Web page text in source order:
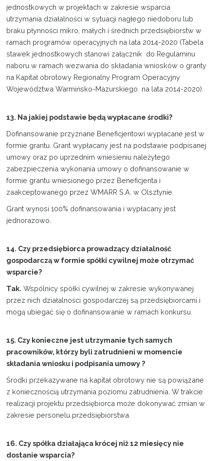
jednostkowych w projektach w zakresie wsparcia
utrzymania działalności w sytuacji nagłego niedoboru lub
braku płynności mikro, małych i średnich przedsiębiorstw w
ramach programów operacyjnych na lata 2014-2020 (Tabela
stawek jednostkowych stanowi załącznik do Regulaminu
naboru w ramach wezwania do składania wniosków o granty
na Kapitał obrotowy Regionalny Program Operacyjny
Województwa Warmińsko-Mazurskiego na lata 2014-2020).
13. Na jakiej podstawie będą wypłacane środki?
Dofinansowanie przyznane Beneficjentowi wypłacane jest w
formie grantu. Grant wypłacany jest na podstawie podpisanej
umowy oraz po uprzednim wniesieniu należytego
zabezpieczenia wykonania umowy o dofinansowanie w
formie grantu wniesionego przez Beneficjenta i
zaakceptowanego przez WMARR S.A. w Olsztynie.
Grant wynosi 100% dofinansowania i wypłacany jest
jednorazowo.
14. Czy przedsiębiorca prowadzący działalność
gospodarczą w formie spółki cywilnej może otrzymać
wsparcie?
Tak. Wspólnicy spółki cywilnej w zakresie wykonywanej
przez nich działalności gospodarczej są przedsiębiorcami i
mogą ubiegać się o dofinansowanie w ramach konkursu.
15. Czy konieczne jest utrzymanie tych samych
pracowników, którzy byli zatrudnieni w momencie
składania wniosku i podpisania umowy ?
Środki przekazywane na kapitał obrotowy nie są powiązane
z koniecznością utrzymania poziomu zatrudnienia. W trakcie
realizacji projektu przedsiębiorca może dokonywać zmian w
zakresie personelu przedsiębiorstwa.
16. Czy spółka działająca krócej niż 12 miesięcy nie
dostanie wsparcia?